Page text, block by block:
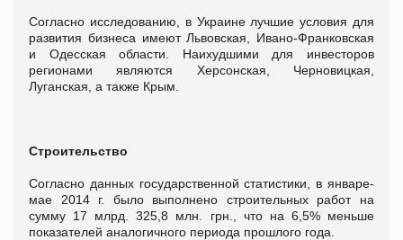
Согласно исследованию, в Украине лучшие условия для
развития бизнеса имеют Львовская, Ивано-Франковская
и Одесская области. Наихудшими для инвесторов
регионами являются Херсонская, Черновицкая,
Луганская, а также Крым.
Строительство
Согласно данных государственной статистики, в январе-
мае 2014 г. было выполнено строительных работ на
сумму 17 млрд. 325,8 млн. грн., что на 6,5% меньше
показателей аналогичного периода прошлого года.